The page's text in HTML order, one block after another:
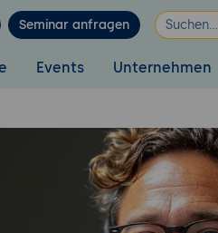
Seminar anfragen
Events Unternehmen